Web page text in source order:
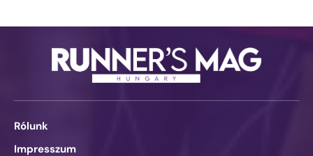
Rólunk
Impresszum